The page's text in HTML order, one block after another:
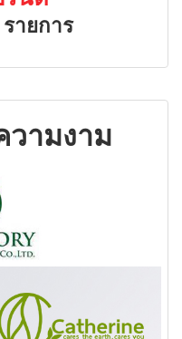
ายการ
ามงาม